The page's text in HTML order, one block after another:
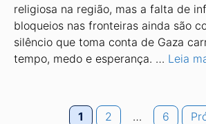
religiosa na região, mas a falta de
bloqueios nas fronteiras ainda são
silêncio que toma conta de Gaza
tempo, medo e esperança. … Leia
Page
1 Page
2 … Page
6